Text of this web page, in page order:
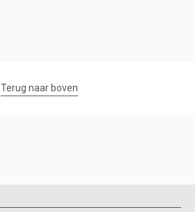
Terug naar boven